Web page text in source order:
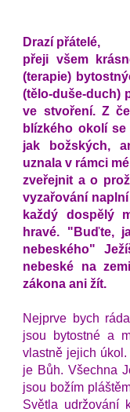
Drazí přátelé,
přeji všem
(terapie)
(tělo-duše-duch)
ve stvoření. Z
blízkého okolí
jak božských,
uznala v rámci
zveřejnit a o
vyzařování
každý dospělý
hravé. "Buďte,
nebeského"
nebeské na
zákona ani žít.
Nejprve bych
jsou bytostné a
vlastně jejich
je Bůh. Všechna
jsou božím
Světla udržování